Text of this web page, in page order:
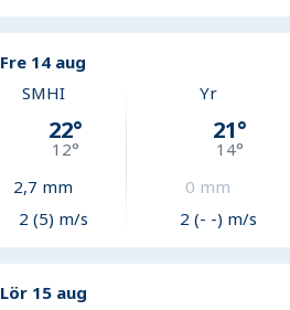
Fre 14 aug
SMHI
22°
12°
2,7 mm
2 (5) m/s
Yr
21°
14°
0 mm
2 (- -) m/s
Lör 15 aug